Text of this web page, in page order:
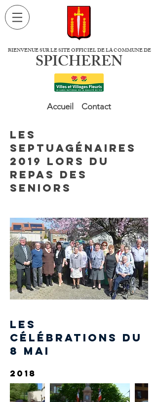
BIENVENUE SUR LE SITE OFFICIEL DE LA COMMUNE DE
SPICHEREN
Accueil Contact
Les
septuagénaires
2019 lors du
repas des
Seniors
les
célébrations du
8 mai
2018